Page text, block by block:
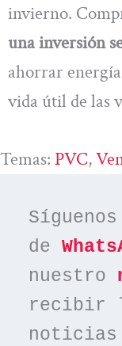
invierno.
una inversión
ahorrar
vida útil de las
Temas: PVC,
de
nuestro
recibir
noticias